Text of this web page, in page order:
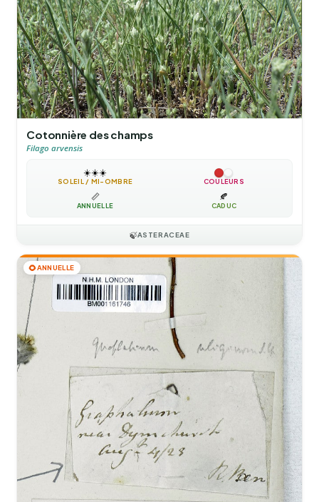
Cotonnière des champs
Filago arvensis
☀️☀️☀️
SOLEIL / MI-OMBRE COULEURS
📏
ANNUELLE
🍂
CADUC
🍃ASTERACEAE
🌻ANNUELLE